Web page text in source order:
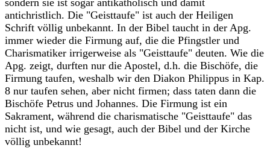
sondern sie ist sogar antikatholisch und damit
antichristlich. Die "Geisttaufe" ist auch der Heiligen
Schrift völlig unbekannt. In der Bibel taucht in der Apg.
immer wieder die Firmung auf, die die Pfingstler und
Charismatiker irrigerweise als "Geisttaufe" deuten. Wie die
Apg. zeigt, durften nur die Apostel, d.h. die Bischöfe, die
Firmung taufen, weshalb wir den Diakon Philippus in Kap.
8 nur taufen sehen, aber nicht firmen; dass taten dann die
Bischöfe Petrus und Johannes. Die Firmung ist ein
Sakrament, während die charismatische "Geisttaufe" das
nicht ist, und wie gesagt, auch der Bibel und der Kirche
völlig unbekannt!